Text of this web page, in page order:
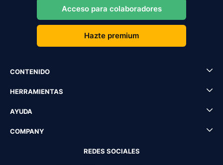
Acceso para colaboradores
Hazte premium
CONTENIDO
HERRAMIENTAS
AYUDA
COMPANY
REDES SOCIALES